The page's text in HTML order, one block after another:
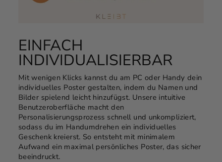
EINFACH
INDIVIDUALISIERBAR
Mit wenigen Klicks kannst du am PC oder Handy dein
individuelles Poster gestalten, indem du Namen und
Bilder spielend leicht hinzufügst. Unsere intuitive
Benutzeroberfläche macht den
Personalisierungsprozess schnell und unkompliziert,
sodass du im Handumdrehen ein individuelles
Geschenk kreierst. So entsteht mit minimalem
Aufwand ein maximal persönliches Poster, das sicher
beeindruckt.